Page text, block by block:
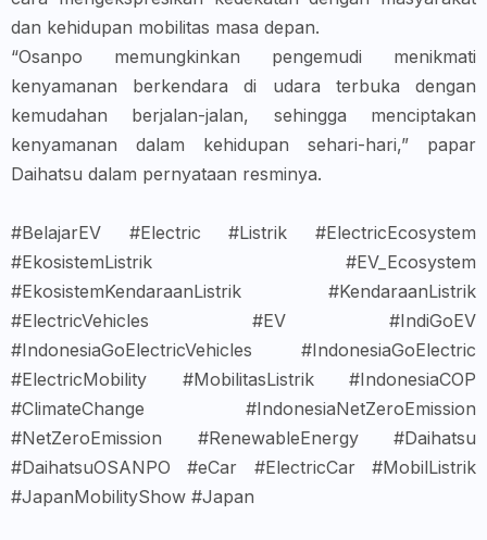
dan kehidupan mobilitas masa depan.
“Osanpo memungkinkan pengemudi menikmati
kenyamanan berkendara di udara terbuka dengan
kemudahan berjalan-jalan, sehingga menciptakan
kenyamanan dalam kehidupan sehari-hari,” papar
Daihatsu dalam pernyataan resminya.
#BelajarEV #Electric #Listrik #ElectricEcosystem
#EkosistemListrik #EV_Ecosystem
#EkosistemKendaraanListrik #KendaraanListrik
#ElectricVehicles #EV #IndiGoEV
#IndonesiaGoElectricVehicles #IndonesiaGoElectric
#ElectricMobility #MobilitasListrik #IndonesiaCOP
#ClimateChange #IndonesiaNetZeroEmission
#NetZeroEmission #RenewableEnergy #Daihatsu
#DaihatsuOSANPO #eCar #ElectricCar #MobilListrik
#JapanMobilityShow #Japan